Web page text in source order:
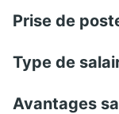
Prise de
Type de
Avantages